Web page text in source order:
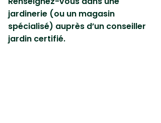
jardinerie (ou un magasin
spécialisé) auprès d’un conseiller
jardin certifié.